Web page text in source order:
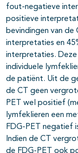
fout-negatieve
positieve
bevindingen van de
interpretaties en
interpretaties.
individuele
de patiënt. Uit de
de CT geen
PET wel positief
lymfeklieren een
FDG-PET negatief
Indien de CT
de FDG-PET ook